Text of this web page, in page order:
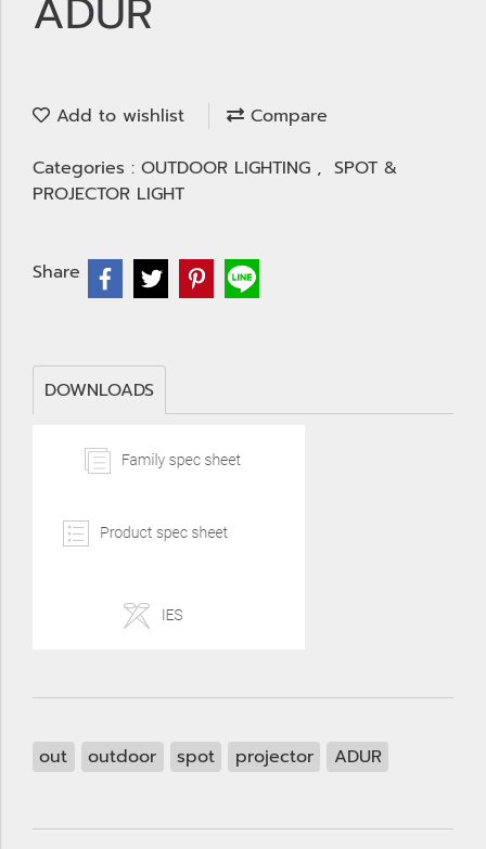
ADUR
Add to wishlist
Compare
Categories : OUTDOOR LIGHTING , SPOT &
PROJECTOR LIGHT
Share
DOWNLOADS
out outdoor spot projector ADUR